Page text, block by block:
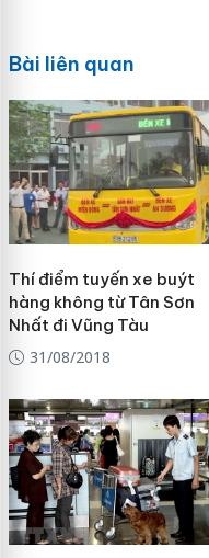
Bài liên quan
Thí điểm tuyến xe buýt
hàng không từ Tân Sơn
Nhất đi Vũng Tàu
31/08/2018